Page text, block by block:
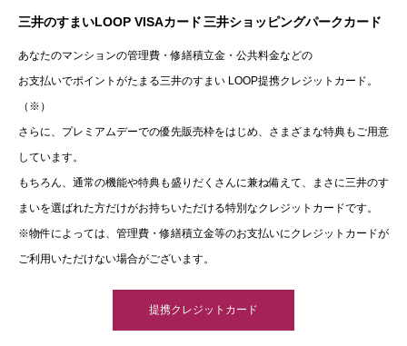
三井のすまいLOOP VISAカード 三井ショッピングパークカード
あなたのマンションの管理費・修繕積立金・公共料金などの
お支払いでポイントがたまる三井のすまい LOOP提携クレジットカード。
（※）
さらに、プレミアムデーでの優先販売枠をはじめ、さまざまな特典もご用意
しています。
もちろん、通常の機能や特典も盛りだくさんに兼ね備えて、まさに三井のす
まいを選ばれた方だけがお持ちいただける特別なクレジットカードです。
※物件によっては、管理費・修繕積立金等のお支払いにクレジットカードが
ご利用いただけない場合がございます。
提携クレジットカード